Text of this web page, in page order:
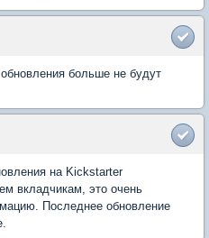
больше не будут
на Kickstarter
вкладчикам, это очень
Последнее обновление